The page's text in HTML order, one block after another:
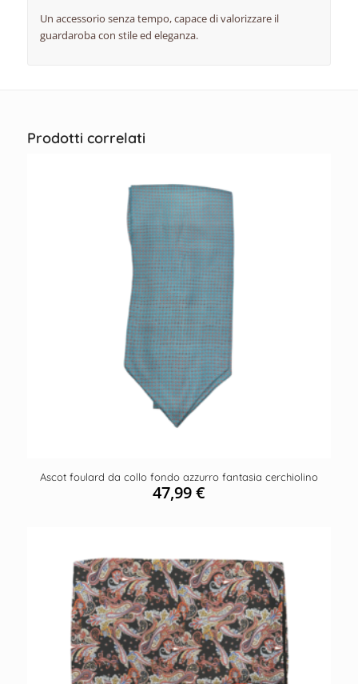
Un accessorio senza tempo, capace di valorizzare il
guardaroba con stile ed eleganza.
Prodotti correlati
Ascot foulard da collo fondo azzurro fantasia cerchiolino
47,99€